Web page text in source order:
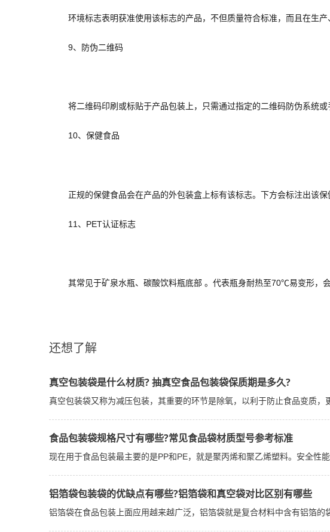
环境标志表明获准使用该标志的产品，不但质量符合标准，而且在生产
9、防伪二维码
将二维码印刷或标贴于产品包装上，只需通过指定的二维码防伪系统或
10、保健食品
正规的保健食品会在产品的外包装盒上标有该标志。下方会标注出该保
11、PET认证标志
其常见于矿泉水瓶、碳酸饮料瓶底部 。代表瓶身耐热至70℃易变形，会
还想了解
真空包装袋是什么材质? 抽真空食品包装袋保质期是多久?
真空包装袋又称为减压包装，其重要的环节是除氧，以利于防止食品变质
食品包装袋规格尺寸有哪些?常见食品袋材质型号参考标准
现在用于食品包装最主要的是PP和PE，就是聚丙烯和聚乙烯塑料。安全性
铝箔袋包装袋的优缺点有哪些?铝箔袋和真空袋对比区别有哪些
铝箔袋在食品包装上面应用越来越广泛，铝箔袋就是复合材料中含有铝箔